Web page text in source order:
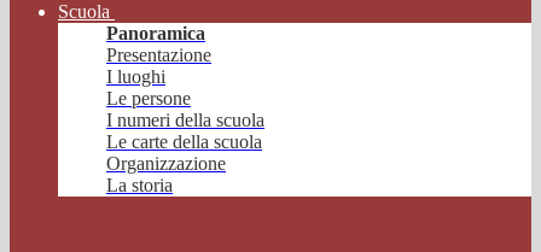
Scuola
Panoramica
Presentazione
I luoghi
Le persone
I numeri della scuola
Le carte della scuola
Organizzazione
La storia